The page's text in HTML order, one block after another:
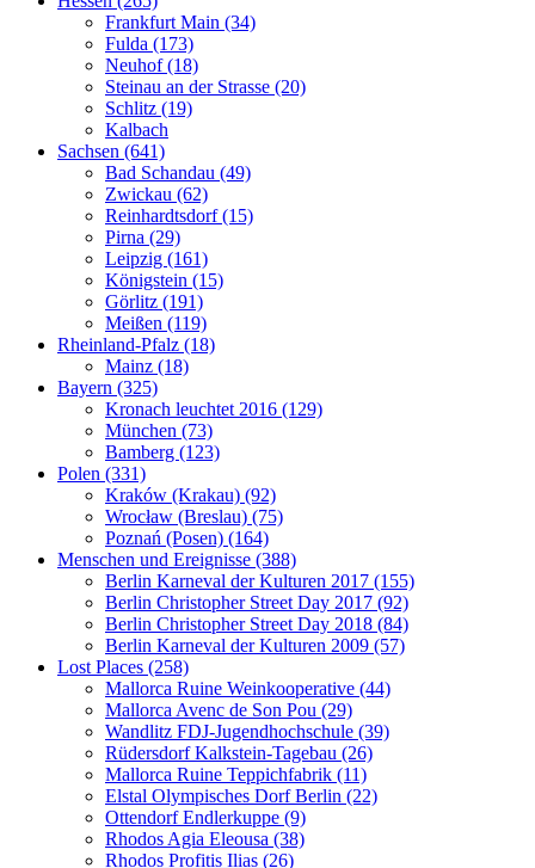
Frankfurt Main (34)
Fulda (173)
Neuhof (18)
Steinau an der Strasse (20)
Schlitz (19)
Kalbach
Sachsen (641)
Bad Schandau (49)
Zwickau (62)
Reinhardtsdorf (15)
Pirna (29)
Leipzig (161)
Königstein (15)
Görlitz (191)
Meißen (119)
Rheinland-Pfalz (18)
Mainz (18)
Bayern (325)
Kronach leuchtet 2016 (129)
München (73)
Bamberg (123)
Polen (331)
Kraków (Krakau) (92)
Wrocław (Breslau) (75)
Poznań (Posen) (164)
Menschen und Ereignisse (388)
Berlin Karneval der Kulturen 2017 (155)
Berlin Christopher Street Day 2017 (92)
Berlin Christopher Street Day 2018 (84)
Berlin Karneval der Kulturen 2009 (57)
Lost Places (258)
Mallorca Ruine Weinkooperative (44)
Mallorca Avenc de Son Pou (29)
Wandlitz FDJ-Jugendhochschule (39)
Rüdersdorf Kalkstein-Tagebau (26)
Mallorca Ruine Teppichfabrik (11)
Elstal Olympisches Dorf Berlin (22)
Ottendorf Endlerkuppe (9)
Rhodos Agia Eleousa (38)
Rhodos Profitis Ilias (26)